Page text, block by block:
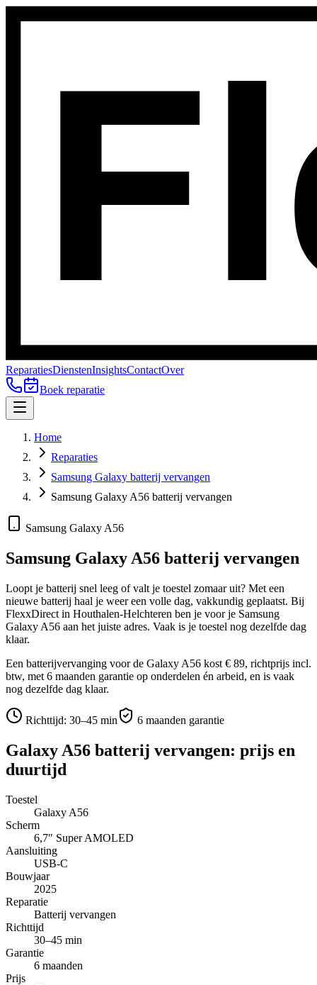
ReparatiesDienstenInsightsContactOver
Boek reparatie
Home
Reparaties
Samsung Galaxy batterij vervangen
Samsung Galaxy A56 batterij vervangen
Samsung Galaxy A56
Samsung Galaxy A56 batterij vervangen
Loopt je batterij snel leeg of valt je toestel zomaar uit? Met een
nieuwe batterij haal je weer een volle dag, vakkundig geplaatst. Bij
FlexxDirect in Houthalen-Helchteren ben je voor je Samsung
Galaxy A56 aan het juiste adres. Vaak is je toestel nog dezelfde dag
klaar.
Een batterijvervanging voor de Galaxy A56 kost € 89, richtprijs incl.
btw, met 6 maanden garantie op onderdelen én arbeid, en is vaak
nog dezelfde dag klaar.
Richttijd: 30–45 min 6 maanden garantie
Galaxy A56 batterij vervangen: prijs en
duurtijd
Toestel
Galaxy A56
Scherm
6,7″ Super AMOLED
Aansluiting
USB-C
Bouwjaar
2025
Reparatie
Batterij vervangen
Richttijd
30–45 min
Garantie
6 maanden
Prijs